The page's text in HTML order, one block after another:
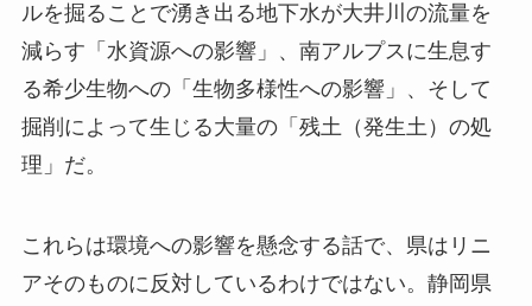
ルを掘ることで湧き出る地下水が大井川の流量を
減らす「水資源への影響」、南アルプスに生息す
る希少生物への「生物多様性への影響」、そして
掘削によって生じる大量の「残土（発生土）の処
理」だ。
これらは環境への影響を懸念する話で、県はリニ
アそのものに反対しているわけではない。静岡県